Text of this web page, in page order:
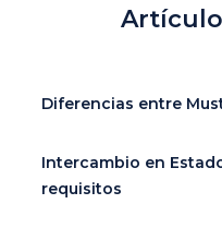
Diferencias entre
Intercambio en
requisitos